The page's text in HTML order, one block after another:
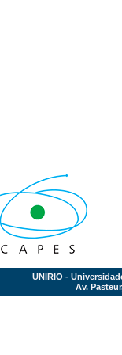
UNIRIO -
Av.